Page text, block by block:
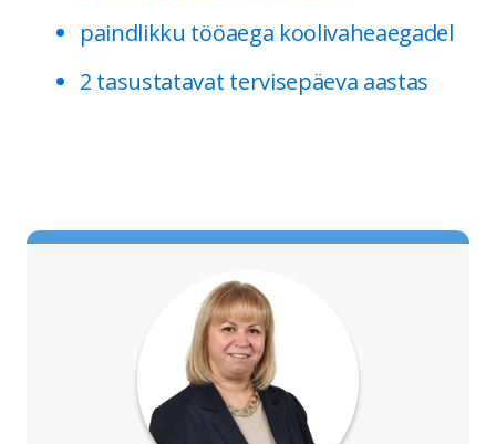
paindlikku tööaega koolivaheaegadel
2 tasustatavat tervisepäeva aastas